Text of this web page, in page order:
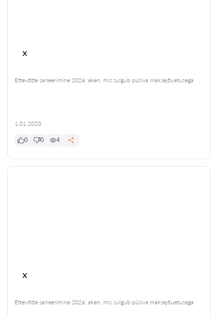
x
Ettevõtte saneerimine 2026: aken, mis sulgub püsiva maksejõuetusega
1.01.2020
0 0 4
x
Ettevõtte saneerimine 2026: aken, mis sulgub püsiva maksejõuetusega